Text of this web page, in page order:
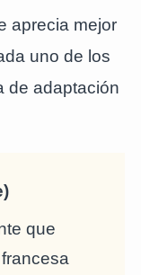
aprecia mejor
uno de los
de adaptación
que